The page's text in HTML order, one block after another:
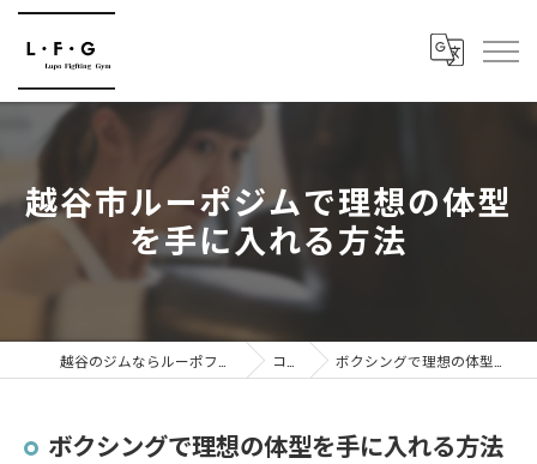
越谷市ルーポジムで理想の体型
を手に入れる方法
コラム ボクシングで理想の体型を手に入れる方法
ボクシングで理想の体型を手に入れる方法